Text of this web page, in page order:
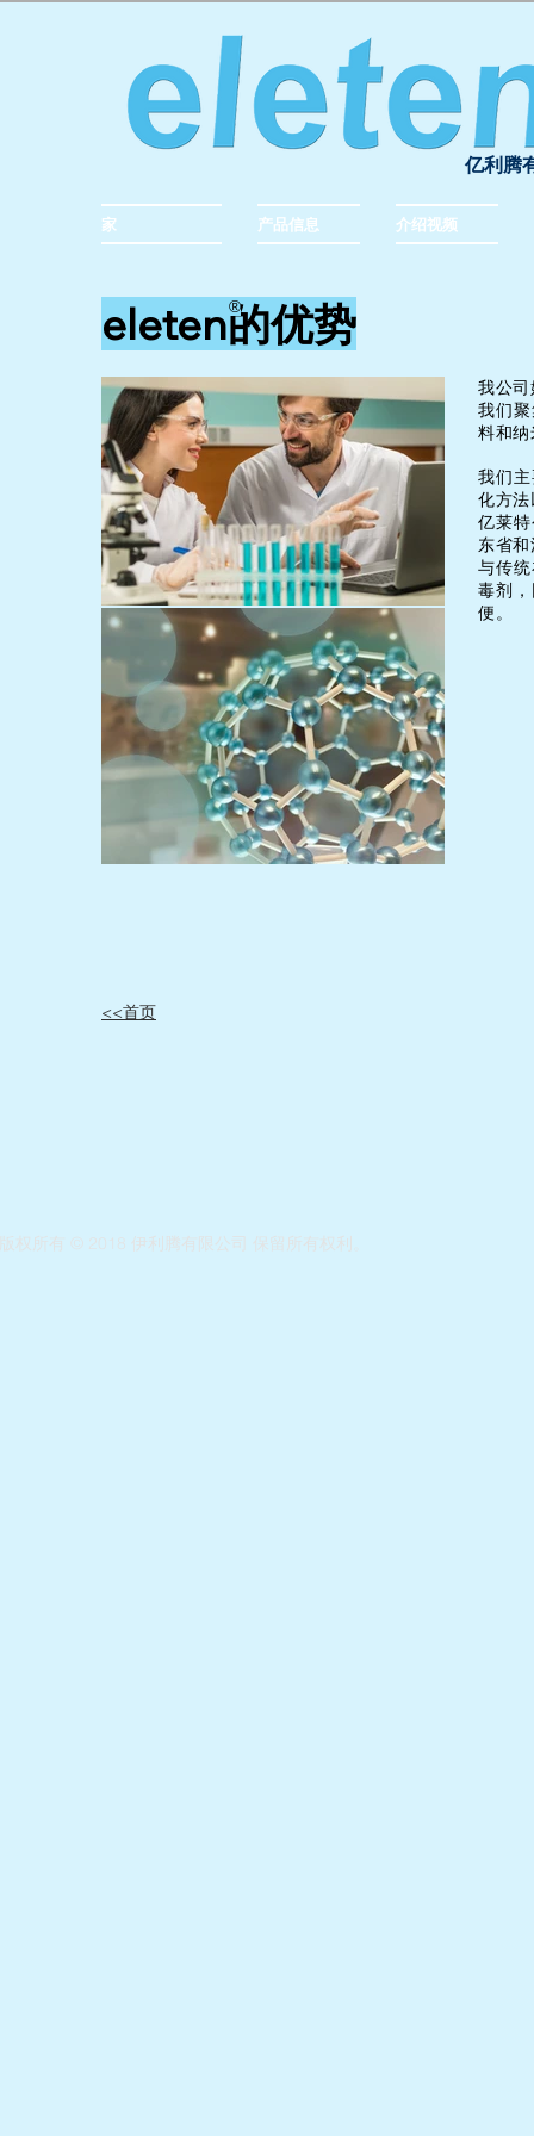
亿利腾
家 产品信息 介绍视频
eleten的优势
®︎
<<首页
我公
我们
料和
我们
化方
亿莱
东省
与传
毒剂
便。
版权所有 © 2018 伊利腾有限公司 保留所有权利。